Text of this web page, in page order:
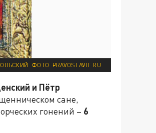
ФОТО: PRAVOSLAVIE.RU
и Пётр
сане,
гонений – 6